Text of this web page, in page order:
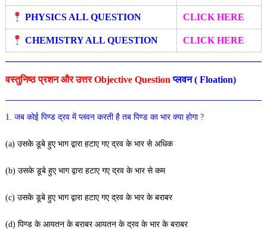
PHYSICS ALL QUESTION CLICK HERE
CHEMISTRY ALL QUESTION CLICK HERE
वस्तुनिष्ठ प्रशन और उत्तर Objective Questionप्लवन( Floation)
1. जब कोई पिण्ड द्रव में प्लवन करती है तब पिण्ड का भार क्या होगा ?
(a) उसके डूबे हुए भाग द्वारा हटाए गए द्रव के भार से अधिक
(b) उसके डूबे हुए भाग द्वारा हटाए गए द्रव के भार से कम
(c) उसके डूबे हुए भाग द्वारा हटाए गए द्रव के भार के बराबर
(d) पिण्ड के आयतन के बराबर आयतन के द्रव के भार के बराबर